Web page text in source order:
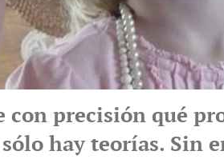
con precisión qué
hay teorías. Sin